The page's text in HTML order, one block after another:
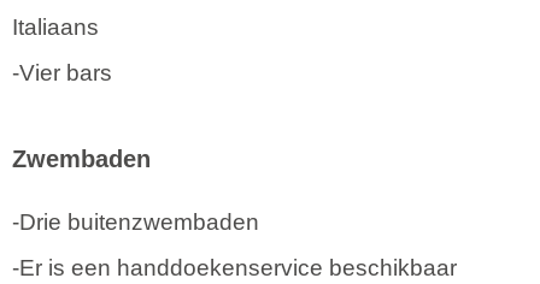
Italiaans
-Vier bars
Zwembaden
-Drie buitenzwembaden
-Er is een handdoekenservice beschikbaar